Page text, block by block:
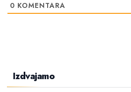
0 KOMENTARA
Izdvajamo